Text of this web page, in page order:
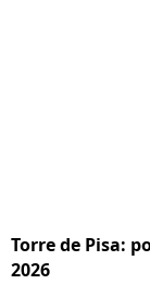
Torre de Pisa:
2026